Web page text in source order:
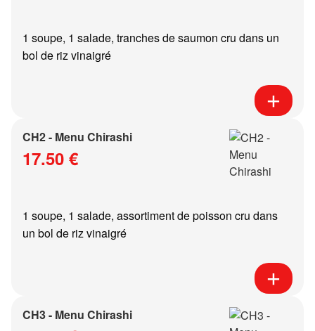
1 soupe, 1 salade, tranches de saumon cru dans un
bol de riz vinaigré
CH2 - Menu Chirashi
17.50 €
1 soupe, 1 salade, assortiment de poisson cru dans
un bol de riz vinaigré
CH3 - Menu Chirashi